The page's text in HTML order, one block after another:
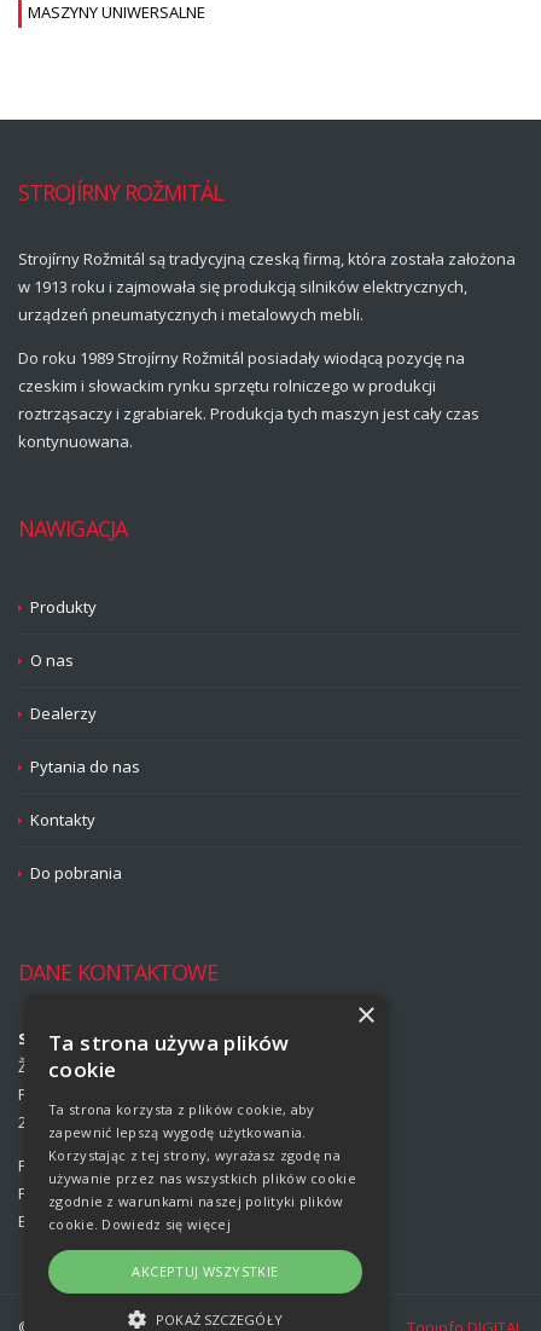
MASZYNY UNIWERSALNE
STROJÍRNY ROŽMITÁL
Strojírny Rožmitál są tradycyjną czeską firmą, która została założona
w 1913 roku i zajmowała się produkcją silników elektrycznych,
urządzeń pneumatycznych i metalowych mebli.
Do roku 1989 Strojírny Rožmitál posiadały wiodącą pozycję na
czeskim i słowackim rynku sprzętu rolniczego w produkcji
roztrząsaczy i zgrabiarek. Produkcja tych maszyn jest cały czas
kontynuowana.
NAWIGACJA
Produkty
O nas
Dealerzy
Pytania do nas
Kontakty
Do pobrania
DANE KONTAKTOWE
Strojírny Rožmitál, s.r.o.
Žižkova 708
Příbram II
261 01 Příbram
Phone:
00420 318 427 313
Fax:
318 427 314
E-mail:
info@rozmital.com
×
Ta strona używa plików
cookie
Ta strona korzysta z plików cookie, aby
zapewnić lepszą wygodę użytkowania.
Korzystając z tej strony, wyrażasz zgodę na
używanie przez nas wszystkich plików cookie
zgodnie z warunkami naszej polityki plików
cookie. Dowiedz się więcej
AKCEPTUJ WSZYSTKIE
POKAŻ SZCZEGÓŁY